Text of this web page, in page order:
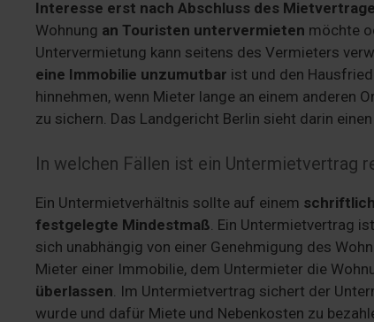
Interesse erst nach Abschluss des
Wohnung an Touristen untervermieten möchte
Untervermietung kann seitens des Vermieters
eine Immobilie unzumutbar ist und den
hinnehmen, wenn Mieter lange an einem anderen
zu sichern. Das Landgericht Berlin sieht darin
In welchen Fällen ist ein Untermietvertrag
Ein Untermietverhältnis sollte auf einem
festgelegte Mindestmaß . Ein Untermietvertrag
sich unabhängig von einer Genehmigung des
Mieter einer Immobilie, dem Untermieter die
überlassen . Im Untermietvertrag sichert der
wurde und dafür Miete und Nebenkosten zu